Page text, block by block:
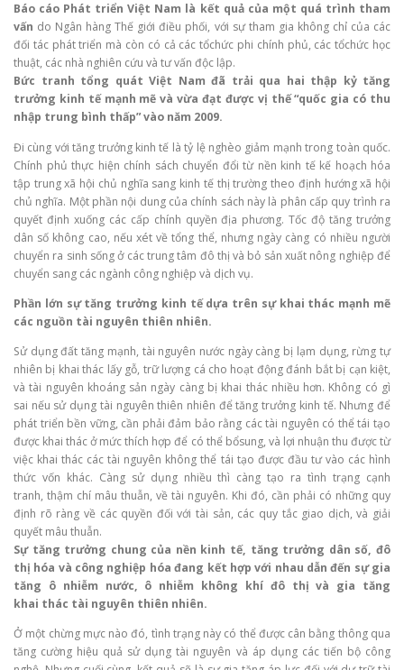
Báo cáo Phát triển Việt Nam là kết quả của một quá trình tham
vấn do Ngân hàng Thế giới điều phối, với sự tham gia không chỉ của các
đối tác phát triển mà còn có cả các tổchức phi chính phủ, các tổchức học
thuật, các nhà nghiên cứu và tư vấn độc lập.
Bức tranh tổng quát Việt Nam đã trải qua hai thập kỷ tăng
trưởng kinh tế mạnh mẽ và vừa đạt được vị thế “quốc gia có thu
nhập trung bình thấp” vào năm 2009.
Đi cùng với tăng trưởng kinh tế là tỷ lệ nghèo giảm mạnh trong toàn quốc.
Chính phủ thực hiện chính sách chuyển đổi từ nền kinh tế kế hoạch hóa
tập trung xã hội chủ nghĩa sang kinh tế thị trường theo định hướng xã hội
chủ nghĩa. Một phần nội dung của chính sách này là phân cấp quy trình ra
quyết định xuống các cấp chính quyền địa phương. Tốc độ tăng trưởng
dân số không cao, nếu xét về tổng thể, nhưng ngày càng có nhiều người
chuyển ra sinh sống ở các trung tâm đô thị và bỏ sản xuất nông nghiệp để
chuyển sang các ngành công nghiệp và dịch vụ.
Phần lớn sự tăng trưởng kinh tế dựa trên sự khai thác mạnh mẽ
các nguồn tài nguyên thiên nhiên.
Sử dụng đất tăng mạnh, tài nguyên nước ngày càng bị lạm dụng, rừng tự
nhiên bị khai thác lấy gỗ, trữ lượng cá cho hoạt động đánh bắt bị cạn kiệt,
và tài nguyên khoáng sản ngày càng bị khai thác nhiều hơn. Không có gì
sai nếu sử dụng tài nguyên thiên nhiên để tăng trưởng kinh tế. Nhưng để
phát triển bền vững, cần phải đảm bảo rằng các tài nguyên có thể tái tạo
được khai thác ở mức thích hợp để có thể bổsung, và lợi nhuận thu được từ
việc khai thác các tài nguyên không thể tái tạo được đầu tư vào các hình
thức vốn khác. Càng sử dụng nhiều thì càng tạo ra tình trạng cạnh
tranh, thậm chí mâu thuẫn, về tài nguyên. Khi đó, cần phải có những quy
định rõ ràng về các quyền đối với tài sản, các quy tắc giao dịch, và giải
quyết mâu thuẫn.
Sự tăng trưởng chung của nền kinh tế, tăng trưởng dân số, đô
thị hóa và công nghiệp hóa đang kết hợp với nhau dẫn đến sự gia
tăng ô nhiễm nước, ô nhiễm không khí đô thị và gia tăng
khai thác tài nguyên thiên nhiên.
Ở một chừng mực nào đó, tình trạng này có thể được cân bằng thông qua
tăng cường hiệu quả sử dụng tài nguyên và áp dụng các tiến bộ công